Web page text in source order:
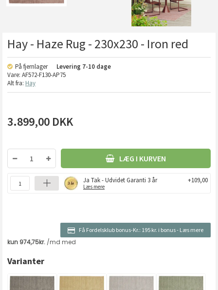
Hay - Haze Rug - 230x230 - Iron red
På fjernlager Levering 7-10 dage
Vare: AF572-F130-AP75
Alt fra: Hay
3.899,00 DKK
LÆG I KURVEN
Ja Tak - Udvidet Garanti 3 år
Læs mere
+109,00
Få Fordelsklub bonus-Kr.: 195 kr. i bonus- Læs mere
Varianter